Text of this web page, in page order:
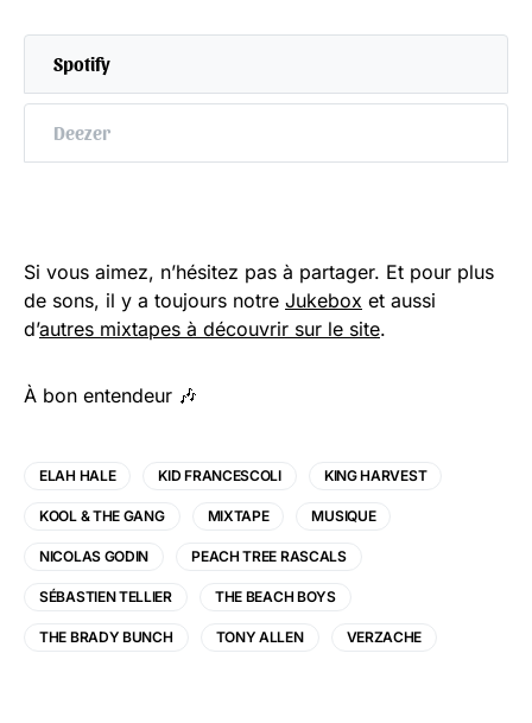
Spotify
Deezer
Si vous aimez, n’hésitez pas à partager. Et pour plus
de sons, il y a toujours notre Jukebox et aussi
d’autres mixtapes à découvrir sur le site.
À bon entendeur 🎶
ELAH HALE KID FRANCESCOLI KING HARVEST
KOOL & THE GANG MIXTAPE MUSIQUE
NICOLAS GODIN PEACH TREE RASCALS
SÉBASTIEN TELLIER THE BEACH BOYS
THE BRADY BUNCH TONY ALLEN VERZACHE